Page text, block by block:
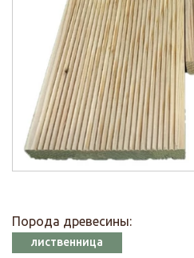
Порода древесины:
лиственница